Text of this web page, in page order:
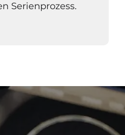
Serienprozess.